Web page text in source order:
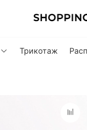
Трикотаж